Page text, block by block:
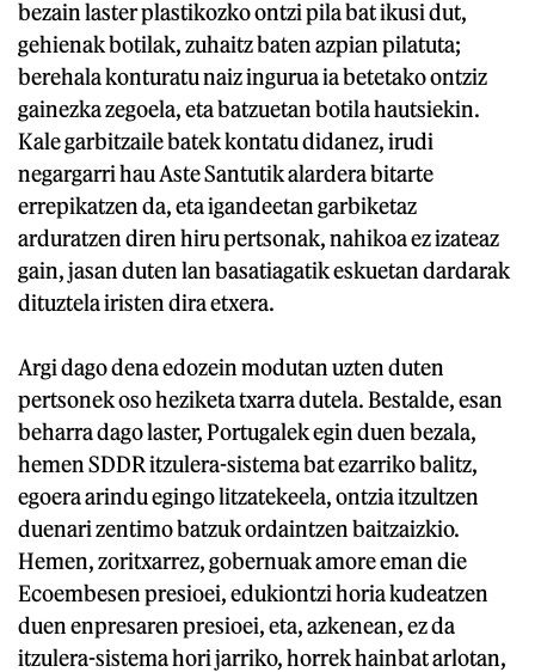
bezain laster plastikozko ontzi pila bat ikusi dut,
gehienak botilak, zuhaitz baten azpian pilatuta;
berehala konturatu naiz ingurua ia betetako ontziz
gainezka zegoela, eta batzuetan botila hautsiekin.
Kale garbitzaile batek kontatu didanez, irudi
negargarri hau Aste Santutik alardera bitarte
errepikatzen da, eta igandeetan garbiketaz
arduratzen diren hiru pertsonak, nahikoa ez izateaz
gain, jasan duten lan basatiagatik eskuetan dardarak
dituztela iristen dira etxera.
Argi dago dena edozein modutan uzten duten
pertsonek oso heziketa txarra dutela. Bestalde, esan
beharra dago laster, Portugalek egin duen bezala,
hemen SDDR itzulera-sistema bat ezarriko balitz,
egoera arindu egingo litzatekeela, ontzia itzultzen
duenari zentimo batzuk ordaintzen baitzaizkio.
Hemen, zoritxarrez, gobernuak amore eman die
Ecoembesen presioei, edukiontzi horia kudeatzen
duen enpresaren presioei, eta, azkenean, ez da
itzulera-sistema hori jarriko, horrek hainbat arlotan,